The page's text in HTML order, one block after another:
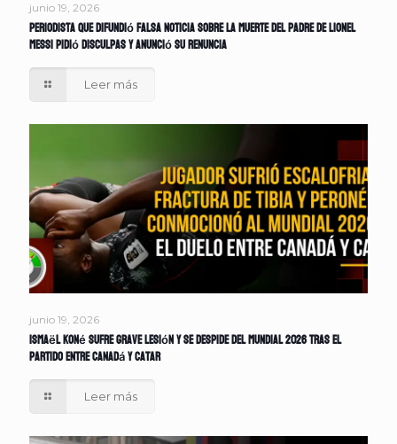
junio 19, 2026
Periodista que difundió falsa noticia sobre la muerte del padre de Lionel
Messi pidió disculpas y anunció su renuncia
Leer más
junio 19, 2026
Ismaël Koné sufre grave lesión y se despide del Mundial 2026 tras el
partido entre Canadá y Catar
Leer más